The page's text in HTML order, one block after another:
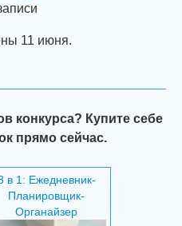
11 июня.
конкурса? Купите себе
прямо сейчас.
в 1: Ежедневник-
Планировщик-
Органайзер